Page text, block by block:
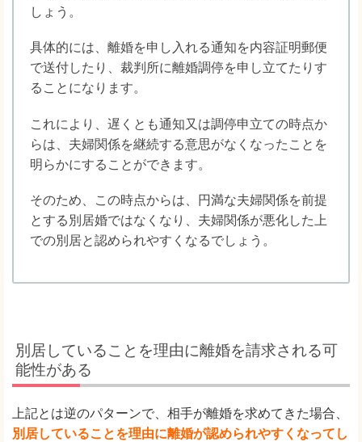
しょう。
具体的には、離婚を申し入れる通知を内容証明郵便
で送付したり、裁判所に離婚調停を申し立てたりす
ることになります。
これにより、遅くとも通知又は調停申立ての時点か
らは、夫婦関係を継続する意思がなくなったことを
明らかにすることができます。
そのため、この時点からは、円満な夫婦関係を前提
とする別居婚ではなくなり、夫婦関係が悪化した上
での別居と認められやすくなるでしょう。
別居していることを理由に離婚を請求される可
能性がある
上記とは逆のパターンで、相手が離婚を求めてきた場合、
別居していることを理由に離婚が認められやすくなってし